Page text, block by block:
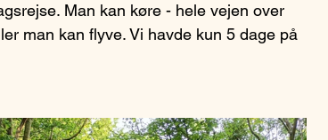
Man kan køre - hele vejen over
man kan flyve. Vi havde kun 5 dage på